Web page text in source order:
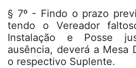
§ 7º - Findo o prazo
tendo o Vereador
Instalação e Posse
ausência, deverá a Mesa
o respectivo Suplente.